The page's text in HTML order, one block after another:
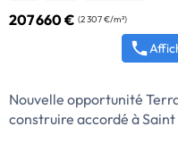
207 660 € (2 307 €/m²)
Nouvelle opportunité
construire accordé à